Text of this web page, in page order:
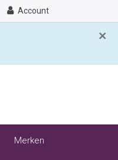
Account
×
Merken